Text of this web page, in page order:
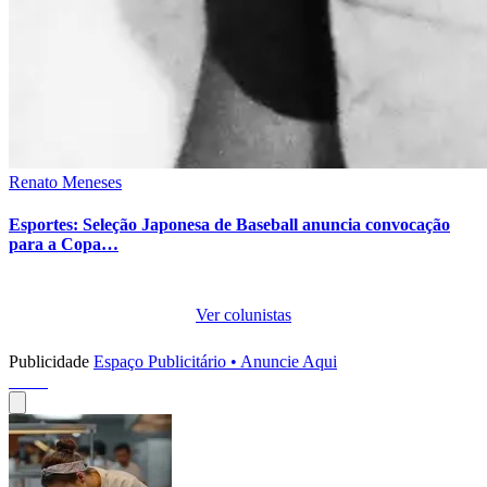
Renato Meneses
Esportes: Seleção Japonesa de Baseball anuncia convocação
para a Copa…
Ver colunistas
Publicidade Espaço Publicitário • Anuncie Aqui